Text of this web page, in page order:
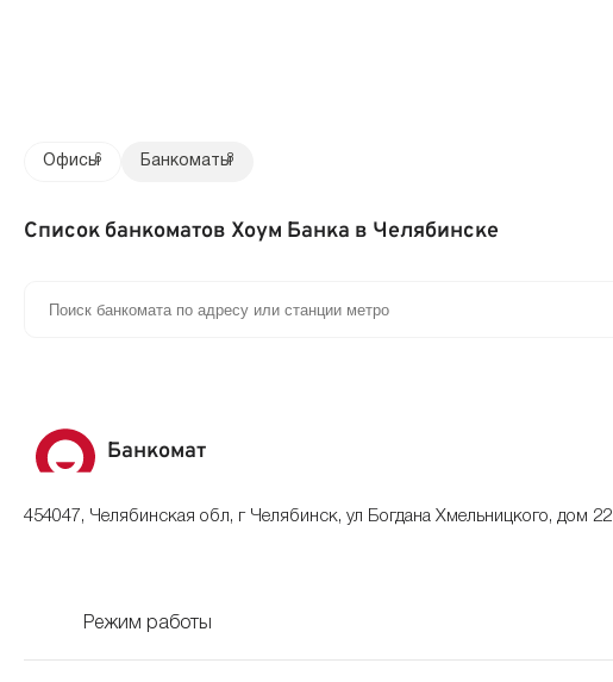
Офисы6 Банкоматы8
Список банкоматов Хоум Банка в Челябинске
Банкомат
454047, Челябинская обл, г Челябинск, ул Богдана Хмельницкого, дом 22
Режим работы